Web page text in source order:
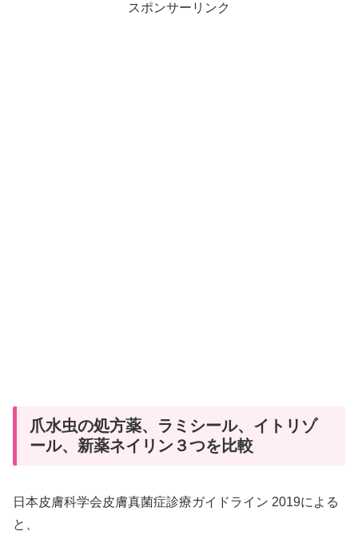
スポンサーリンク
爪水虫の処方薬、ラミシール、イトリゾ
ール、新薬ネイリン３つを比較
日本皮膚科学会皮膚真菌症診療ガイドライン 2019による
と、